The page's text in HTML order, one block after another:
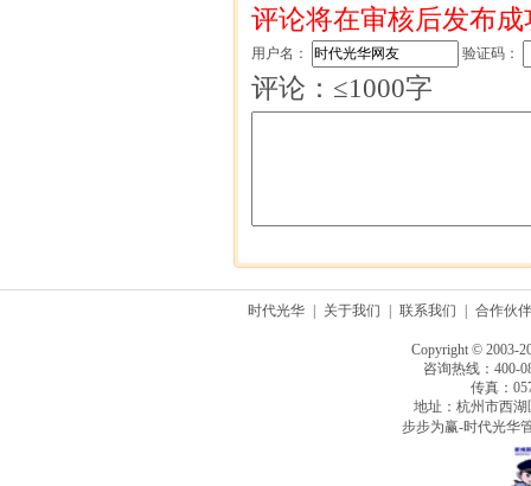
评论将在审核后发布成
用户名： 验证码：
评论：≤1000字
时代光华 关于我们 联系我们 合作伙伴
Copyright © 2003-
咨询热线：400-
传真：
地址：杭州市西
步步为赢-时代光华